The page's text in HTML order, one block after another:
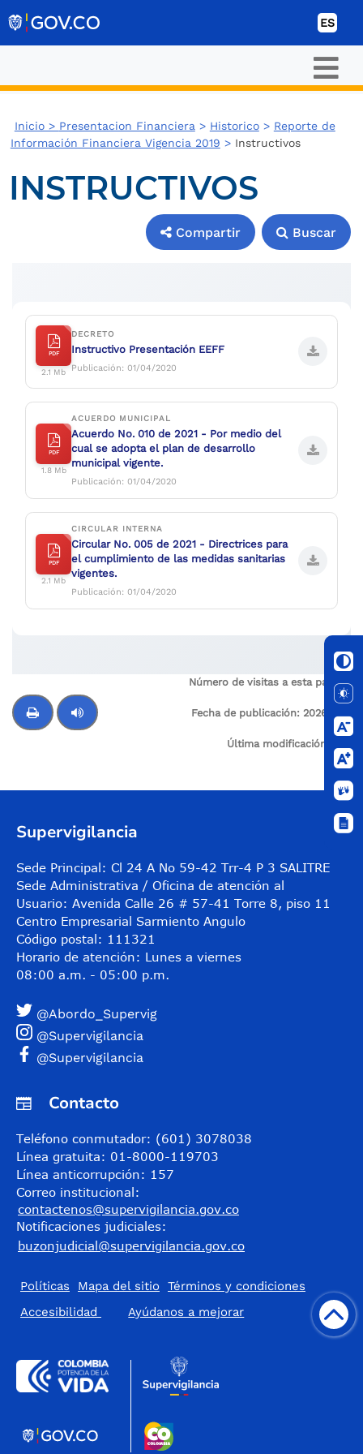
ES
Inicio > Presentacion Financiera > Historico> Reporte de
Información Financiera Vigencia 2019 >Instructivos
INSTRUCTIVOS
Compartir Buscar
PDF
2.1 Mb
DECRETO
Instructivo Presentación EEFF
Publicación: 01/04/2020
PDF
1.8 Mb
ACUERDO MUNICIPAL
Acuerdo No. 010 de 2021 - Por medio del
cual se adopta el plan de desarrollo
municipal vigente.
Publicación: 01/04/2020
PDF
2.1 Mb
CIRCULAR INTERNA
Circular No. 005 de 2021 - Directrices para
el cumplimiento de las medidas sanitarias
vigentes.
Publicación: 01/04/2020
Número de visitas a esta página:
2
Fecha de publicación: 2026-03-
20
Última modificación:
Supervigilancia
Sede Principal: Cl 24 A No 59-42 Trr-4 P 3 SALITRE
Sede Administrativa / Oficina de atención al
Usuario: Avenida Calle 26 # 57-41 Torre 8, piso 11
Centro Empresarial Sarmiento Angulo
Código postal: 111321
Horario de atención: Lunes a viernes
08:00 a.m. - 05:00 p.m.
@Abordo_Supervig
@Supervigilancia
@Supervigilancia
Contacto
Teléfono conmutador: (601) 3078038
Línea gratuita: 01-8000-119703
Línea anticorrupción: 157
Correo institucional:
contactenos@supervigilancia.gov.co
Notificaciones judiciales:
buzonjudicial@supervigilancia.gov.co
Políticas Mapa del sitio
Términos y condiciones
Accesibilidad
​Ayúdanos a mejorar